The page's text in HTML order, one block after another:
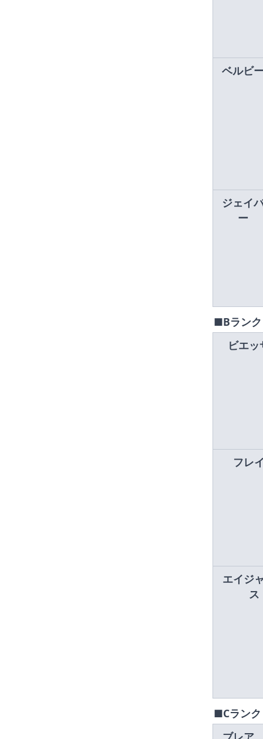
ベルビ
ジェイ
ー
■Bラン
ビエッ
フレ
エイジ
ス
■Cラン